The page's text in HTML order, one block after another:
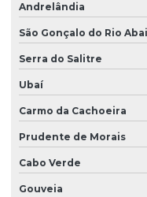
Andrelândia
São Gonçalo do Rio
Serra do Salitre
Ubaí
Carmo da Cachoeira
Prudente de Morais
Cabo Verde
Gouveia